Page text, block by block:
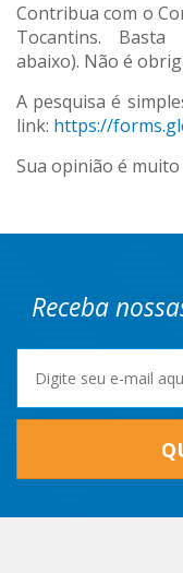
Contribua com o
Tocantins.
abaixo). Não é
A pesquisa é
link: https://
Sua opinião é
Receba